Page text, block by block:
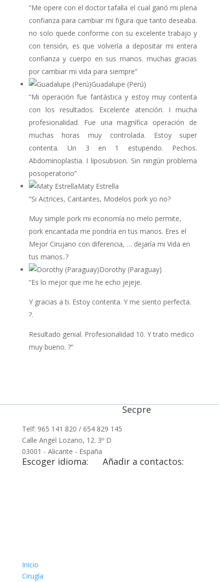
“Me opere con el doctor tafalla el cual ganó mi plena
confianza para cambiar mi figura que tanto deseaba.
no solo quede conforme con su excelente trabajo y
con tensión, es que volvería a depositar mi entera
confianza y cuerpo en sus manos. muchas gracias
por cambiar mi vida para siempre”
Guadalupe (Perú)
“Mi operación fue fantástica y estoy muy contenta
con los resultados. Excelente atención. I mucha
profesionalidad. Fue una magnífica operación de
muchas horas muy controlada. Estoy super
contenta. Un 3 en 1 estupendo. Pechos.
Abdominoplastia. I liposubsion. Sin ningún problema
posoperatorio”
Maty Estrella
“Si Actrices, Cantantes, Modelos pork yo no?
Muy simple pork mi economía no melo permite,
pork encantada me pondría en tus manos. Eres el
Mejor Cirujano con diferencia, … dejaría mi Vida en
tus manos..?
Dorothy (Paraguay)
“Es lo mejor que me he echo jejeje.
Y gracias a ti. Estoy contenta. Y me siento perfecta.
?.
Resultado genial. Profesionalidad 10. Y trato medico
muy bueno. ?”
Telf: 965 141 820 / 654 829 145
Calle Angel Lozano, 12. 3º D
03001 - Alicante - España
Secpre
Escoger idioma: Añadir a contactos:
Inicio
Cirugía